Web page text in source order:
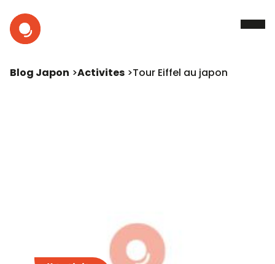
Blog Japon Activites Tour Eiffel au japon